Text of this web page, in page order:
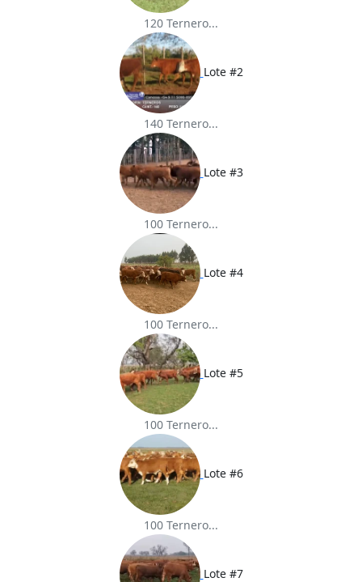
120 Ternero...
Lote #2
140 Ternero...
Lote #3
100 Ternero...
Lote #4
100 Ternero...
Lote #5
100 Ternero...
Lote #6
100 Ternero...
Lote #7